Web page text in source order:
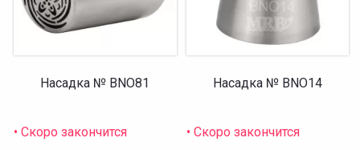
Насадка № BNO81
• Скоро закончится
Насадка № BNO14
• Скоро закончится